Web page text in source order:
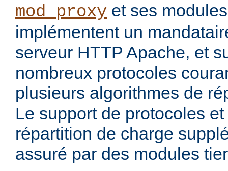
mod_proxy et ses
implémentent un
serveur HTTP Apache, et
nombreux protocoles
plusieurs algorithmes de
Le support de protocoles
répartition de charge
assuré par des modules